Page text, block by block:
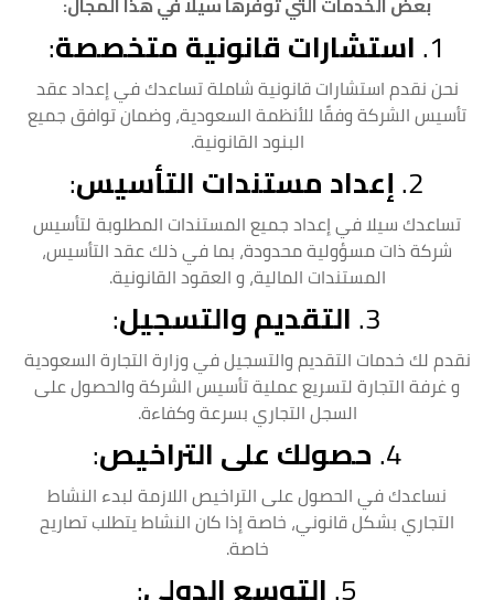
1. استشارات قانونية متخصصة:
نحن نقدم استشارات قانونية شاملة تساعدك في إعداد عقد
تأسيس الشركة وفقًا للأنظمة السعودية، وضمان توافق جميع
البنود القانونية.
2. إعداد مستندات التأسيس:
تساعدك سيلا في إعداد جميع المستندات المطلوبة لتأسيس
شركة ذات مسؤولية محدودة، بما في ذلك عقد التأسيس،
المستندات المالية، و العقود القانونية.
3. التقديم والتسجيل:
نقدم لك خدمات التقديم والتسجيل في وزارة التجارة السعودية
و غرفة التجارة لتسريع عملية تأسيس الشركة والحصول على
السجل التجاري بسرعة وكفاءة.
4. حصولك على التراخيص:
نساعدك في الحصول على التراخيص اللازمة لبدء النشاط
التجاري بشكل قانوني، خاصة إذا كان النشاط يتطلب تصاريح
خاصة.